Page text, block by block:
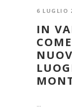
6 LUGLIO
IN
...